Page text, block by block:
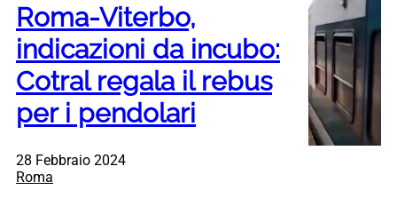
Roma-Viterbo,
indicazioni da incubo:
Cotral regala il rebus
per i pendolari
28 Febbraio 2024
Roma